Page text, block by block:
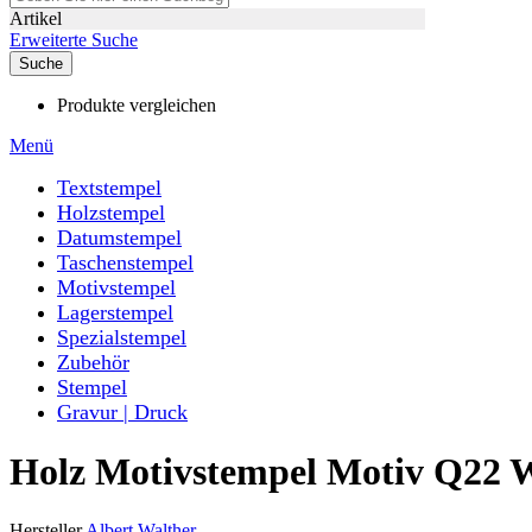
Artikel
Erweiterte Suche
Suche
Produkte vergleichen
Menü
Textstempel
Holzstempel
Datumstempel
Taschenstempel
Motivstempel
Lagerstempel
Spezialstempel
Zubehör
Stempel
Gravur | Druck
Holz Motivstempel Motiv Q22